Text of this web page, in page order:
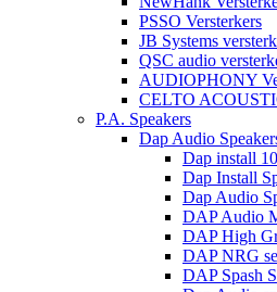
PSSO Versterkers
JB Systems
QSC audio
AUDIOPHONY
CELTO
P.A. Speakers
Dap Audio
Dap install
Dap Install
Dap Audio
DAP Audio
DAP High
DAP NRG
DAP Spash